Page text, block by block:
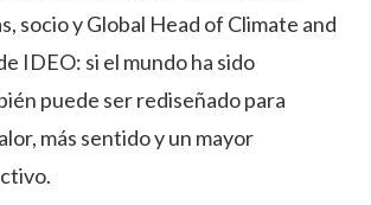
socio y Global Head of Climate and
IDEO: si el mundo ha sido
puede ser rediseñado para
más sentido y un mayor